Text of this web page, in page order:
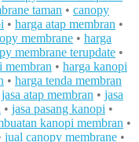
taman • canopy
• harga atap membran •
membrane • harga
membrane terupdate •
membran • harga kanopi
• harga tenda membran
jasa atap membran • jasa
• jasa pasang kanopi •
kanopi membran •
jual canopy membrane •